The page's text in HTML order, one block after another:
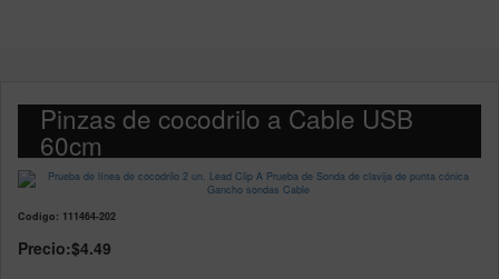
Pinzas de cocodrilo a Cable USB
60cm
Codigo: 111464-202
Precio:$4.49